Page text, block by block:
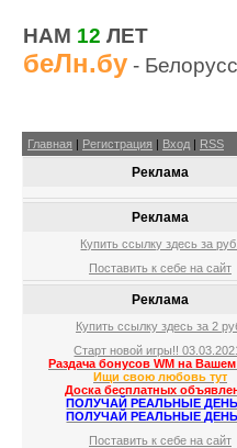
НАМ 12 ЛЕТ
беЛн.бу -
Главная | Регистрация | Вход | RSS
Реклама
Реклама
Купить ссылку здесь заруб.
Поставить к себе на сайт
Реклама
Купить ссылку здесь за 2
Старт новой игры!!
Раздача бонусов WM на Вашем
Ищи свою любовь тут
Доска бесплатных
ПОЛУЧАЙ РЕАЛЬНЫЕ
ПОЛУЧАЙ РЕАЛЬНЫЕ
Поставить к себе на сайт